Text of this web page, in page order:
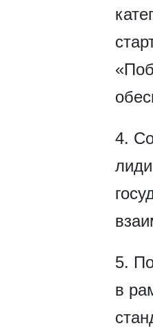
4.
5.
в